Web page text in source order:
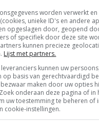
Jim Thorburn,
Ellen Dubin,
Sadie LeBlanc,
Ann Baggley
Hannah Lochner,
Desrosiers, Anne
Brown.
worden verwerkt
unieke ID's en andere
opgeslagen door, geopend
of specifiek door deze site
kunnen precieze
Lijst met partners.
kunnen uw
op basis van gerechtvaardigd
maken door uw opties
onderaan deze pagina of in
uw toestemming te beheren of
cookie-instellingen.